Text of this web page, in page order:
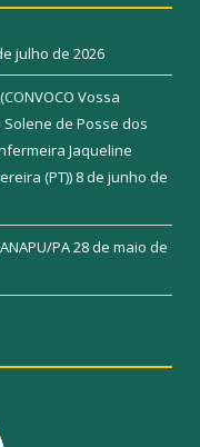
julho de 2026
Vossa
de Posse dos
Jaqueline
(PT)) 8 de junho de
PA28 de maio de